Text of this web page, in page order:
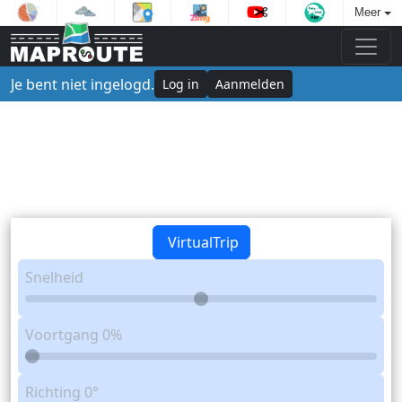
Meer
Je bent niet ingelogd. Log in Aanmelden
VirtualTrip
Snelheid
Voortgang 0%
Richting 0°